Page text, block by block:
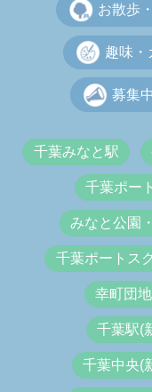
お散歩
趣味・
募集
千葉みなと駅
千葉ポー
みなと公園
千葉ポートス
幸町団
千葉駅(
千葉中央(